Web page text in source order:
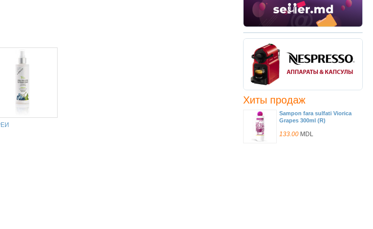
Хиты продаж
Sampon fara sulfati Viorica
Grapes 300ml (R)
133.00 MDL